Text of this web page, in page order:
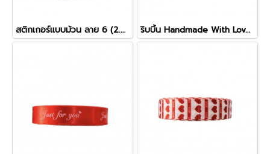
สติกเกอร์แบบม้วน ลาย 6 (2.5cm) ริบบิ้น Handmade With Love ตัวเขียน